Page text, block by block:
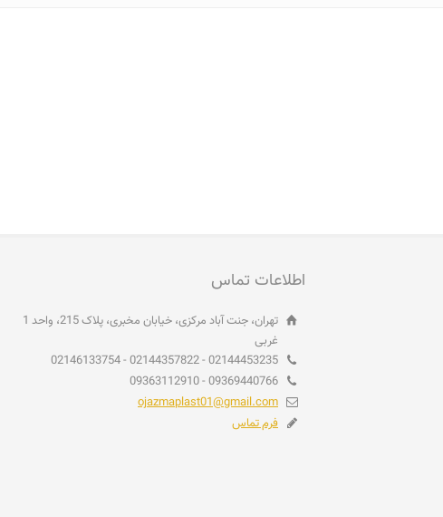
اطلاعات تماس
تهران، جنت آباد مرکزی، خیابان مخبری، پلاک 215، واحد 1
غربی
02144453235 - 02144357822 - 02146133754
09369440766 - 09363112910
ojazmaplast01@gmail.com
فرم تماس